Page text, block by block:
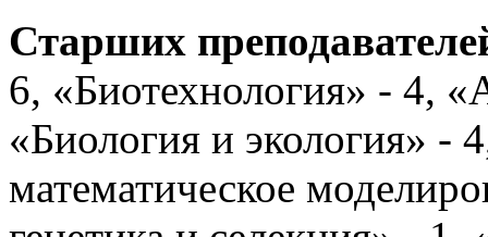
Старших
6, «Биотехнология» - 4,
«Биология и экология» -
математическое